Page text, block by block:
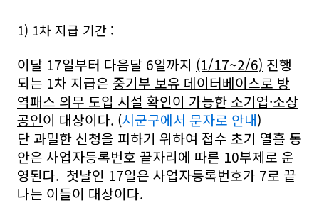
1) 1차 지급 기간 :
이달 17일부터 다음달 6일까지 (1/17~2/6) 진행
되는 1차 지급은 중기부 보유 데이터베이스로 방
역패스 의무 도입 시설 확인이 가능한 소기업·소상
공인이 대상이다. (시군구에서 문자로 안내)
단 과밀한 신청을 피하기 위하여 접수 초기 열흘 동
안은 사업자등록번호 끝자리에 따른 10부제로 운
영된다. 첫날인 17일은 사업자등록번호가 7로 끝
나는 이들이 대상이다.